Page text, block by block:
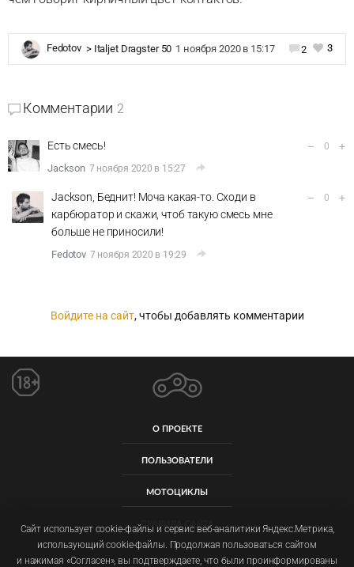
Fedotov > Italjet Dragster 50 1 ноября 2020 в 15:17 2 3
Комментарии 2
Есть смесь!
Jackson 7 ноября 2020 в 15:27
– 0 +
Jackson, Беднит! Моча какая-то. Сходи в
карбюратор и скажи, чтоб такую смесь мне
больше не приносили!
Fedotov 7 ноября 2020 в 19:29
– 0 +
Войдите на сайт, чтобы добавлять комментарии
О ПРОЕКТЕ
ПОЛЬЗОВАТЕЛИ
МОТОЦИКЛЫ
ПРАВИЛА САЙТА
Сайт использует cookie-файлы и сервис веб-аналитики Яндекс.Метрика,
использующий cookie-файлы. Продолжая пользоваться сайтом
и нажимая «Согласен», вы подтверждаете, что были проинформированы